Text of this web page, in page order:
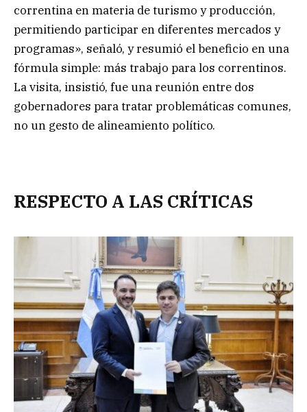
correntina en materia de turismo y producción,
permitiendo participar en diferentes mercados y
programas», señaló, y resumió el beneficio en una
fórmula simple: más trabajo para los correntinos.
La visita, insistió, fue una reunión entre dos
gobernadores para tratar problemáticas comunes,
no un gesto de alineamiento político.
RESPECTO A LAS CRÍTICAS